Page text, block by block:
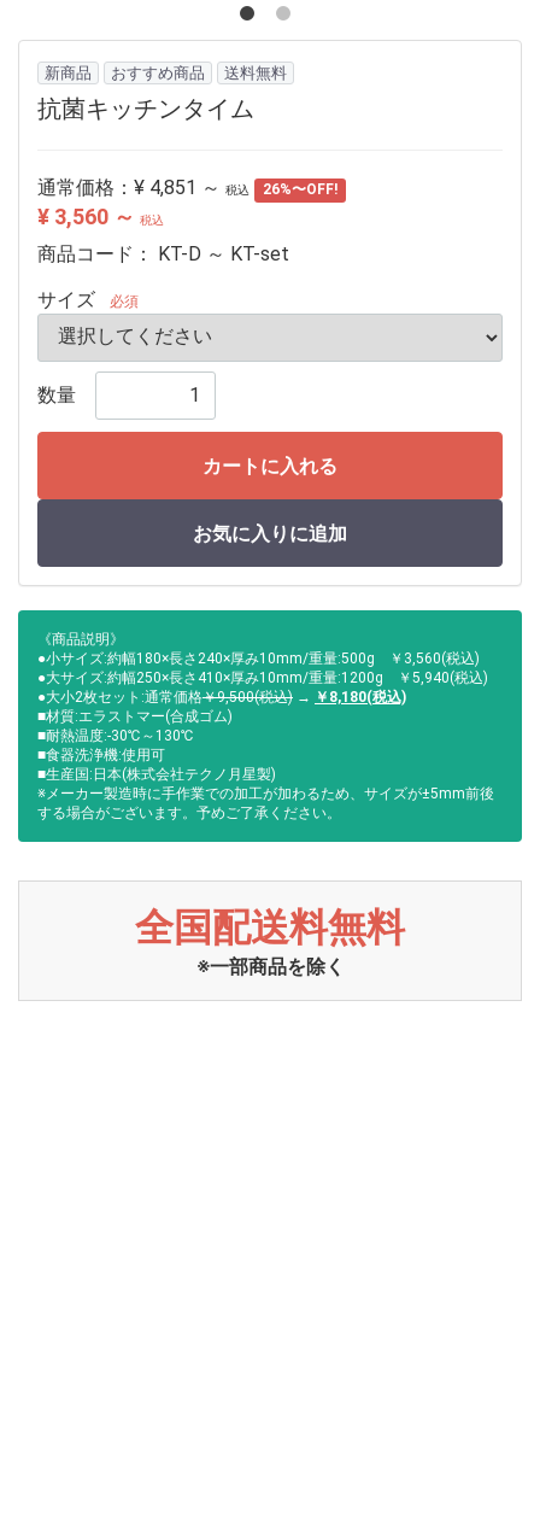
新商品 おすすめ商品 送料無料
抗菌キッチンタイム
通常価格： ¥ 4,851 ～ 税込 26%〜OFF!
¥ 3,560 ～ 税込
商品コード： KT-D ～ KT-set
サイズ
必須
数量
カートに入れる
お気に入りに追加
《商品説明》
●小サイズ:約幅180×長さ240×厚み10mm/重量:500g ￥3,560(税込)
●大サイズ:約幅250×長さ410×厚み10mm/重量:1200g ￥5,940(税込)
●大小2枚セット:通常価格￥9,500(税込) → ￥8,180(税込)
■材質:エラストマー(合成ゴム)
■耐熱温度:-30℃～130℃
■食器洗浄機:使用可
■生産国:日本(株式会社テクノ月星製)
※メーカー製造時に手作業での加工が加わるため、サイズが±5mm前後
する場合がございます。予めご了承ください。
全国配送料無料
※一部商品を除く